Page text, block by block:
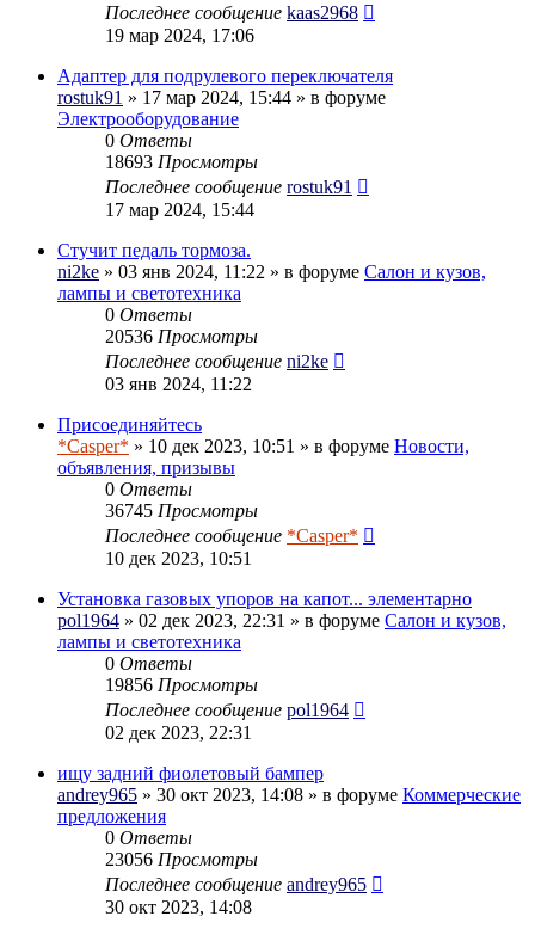
Последнее сообщение kaas2968
19 мар 2024, 17:06
Адаптер для подрулевого переключателя
rostuk91 » 17 мар 2024, 15:44 » в форуме
Электрооборудование
0 Ответы
18693 Просмотры
Последнее сообщение rostuk91
17 мар 2024, 15:44
Стучит педаль тормоза.
ni2ke » 03 янв 2024, 11:22 » в форуме Салон и кузов,
лампы и светотехника
0 Ответы
20536 Просмотры
Последнее сообщение ni2ke
03 янв 2024, 11:22
Присоединяйтесь
*Casper* » 10 дек 2023, 10:51 » в форуме Новости,
объявления, призывы
0 Ответы
36745 Просмотры
Последнее сообщение *Casper*
10 дек 2023, 10:51
Установка газовых упоров на капот... элементарно
pol1964 » 02 дек 2023, 22:31 » в форуме Салон и кузов,
лампы и светотехника
0 Ответы
19856 Просмотры
Последнее сообщение pol1964
02 дек 2023, 22:31
ищу задний фиолетовый бампер
andrey965 » 30 окт 2023, 14:08 » в форуме Коммерческие
предложения
0 Ответы
23056 Просмотры
Последнее сообщение andrey965
30 окт 2023, 14:08